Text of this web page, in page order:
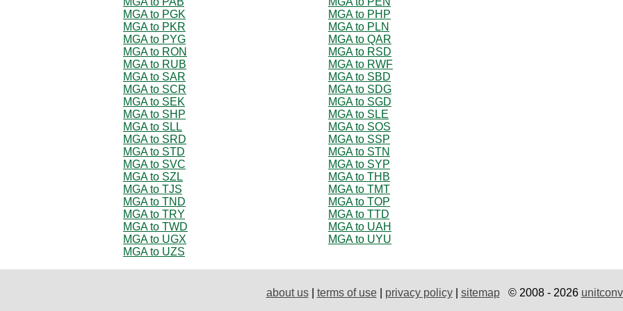
MGA to PGK
MGA to PHP
MGA to PKR
MGA to PLN
MGA to PYG
MGA to QAR
MGA to RON
MGA to RSD
MGA to RUB
MGA to RWF
MGA to SAR
MGA to SBD
MGA to SCR
MGA to SDG
MGA to SEK
MGA to SGD
MGA to SHP
MGA to SLE
MGA to SLL
MGA to SOS
MGA to SRD
MGA to SSP
MGA to STD
MGA to STN
MGA to SVC
MGA to SYP
MGA to SZL
MGA to THB
MGA to TJS
MGA to TMT
MGA to TND
MGA to TOP
MGA to TRY
MGA to TTD
MGA to TWD
MGA to UAH
MGA to UGX
MGA to UYU
MGA to UZS
about us| terms of use| privacy policy| sitemap© 2008 - 2026